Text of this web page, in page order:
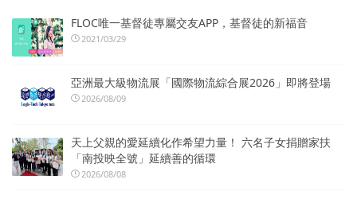
FLOC唯一基督徒專屬交友APP，基督徒的新福音
2021/03/29
亞洲最大級物流展「國際物流綜合展2026」即將登場
2026/08/09
天上父親的愛延續化作希望力量！ 六名子女捐贈家扶
「南投映全號」延續善的循環
2026/08/08